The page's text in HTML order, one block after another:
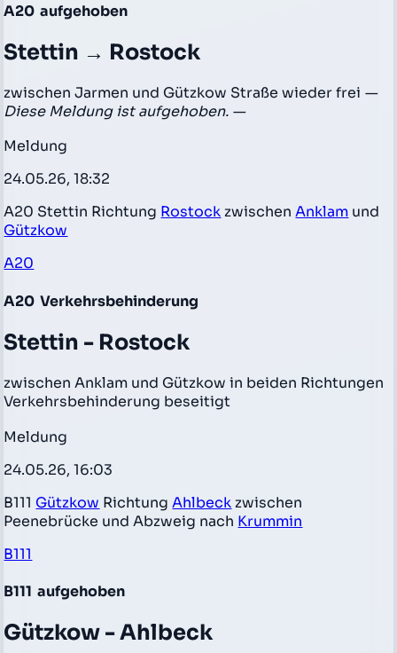
A20 aufgehoben
Stettin → Rostock
zwischen Jarmen und Gützkow Straße wieder frei —
Diese Meldung ist aufgehoben. —
Meldung
24.05.26, 18:32
A20 Stettin Richtung Rostock zwischenAnklam und
Gützkow
A20
A20 Verkehrsbehinderung
Stettin - Rostock
zwischen Anklam und Gützkow in beiden Richtungen
Verkehrsbehinderung beseitigt
Meldung
24.05.26, 16:03
B111 Gützkow RichtungAhlbeck zwischen
Peenebrücke und Abzweig nach Krummin
B111
B111 aufgehoben
Gützkow - Ahlbeck